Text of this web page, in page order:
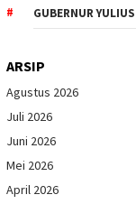
GUBERNUR YULIUS
ARSIP
Agustus 2026
Juli 2026
Juni 2026
Mei 2026
April 2026